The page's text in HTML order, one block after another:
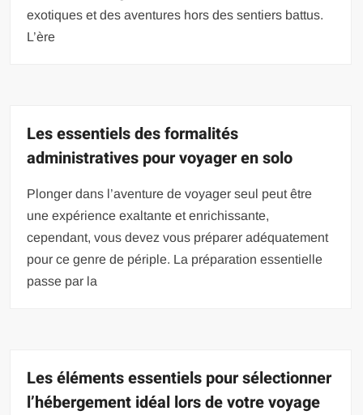
exotiques et des aventures hors des sentiers battus.
L’ère
Les essentiels des formalités
administratives pour voyager en solo
Plonger dans l’aventure de voyager seul peut être
une expérience exaltante et enrichissante,
cependant, vous devez vous préparer adéquatement
pour ce genre de périple. La préparation essentielle
passe par la
Les éléments essentiels pour sélectionner
l’hébergement idéal lors de votre voyage